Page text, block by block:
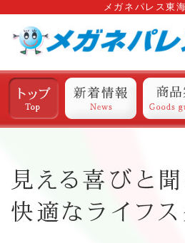
メガネパレス東
トップ 新着情報 商品